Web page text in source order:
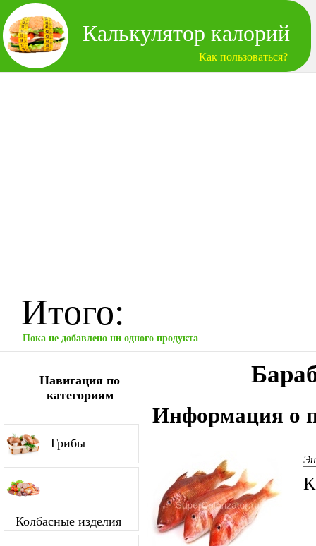
Калькулятор калорий
Как пользоваться?
Итого:
Пока не добавлено ни одного продукта
Навигация по
категориям
Грибы
Колбасные изделия
Информация о